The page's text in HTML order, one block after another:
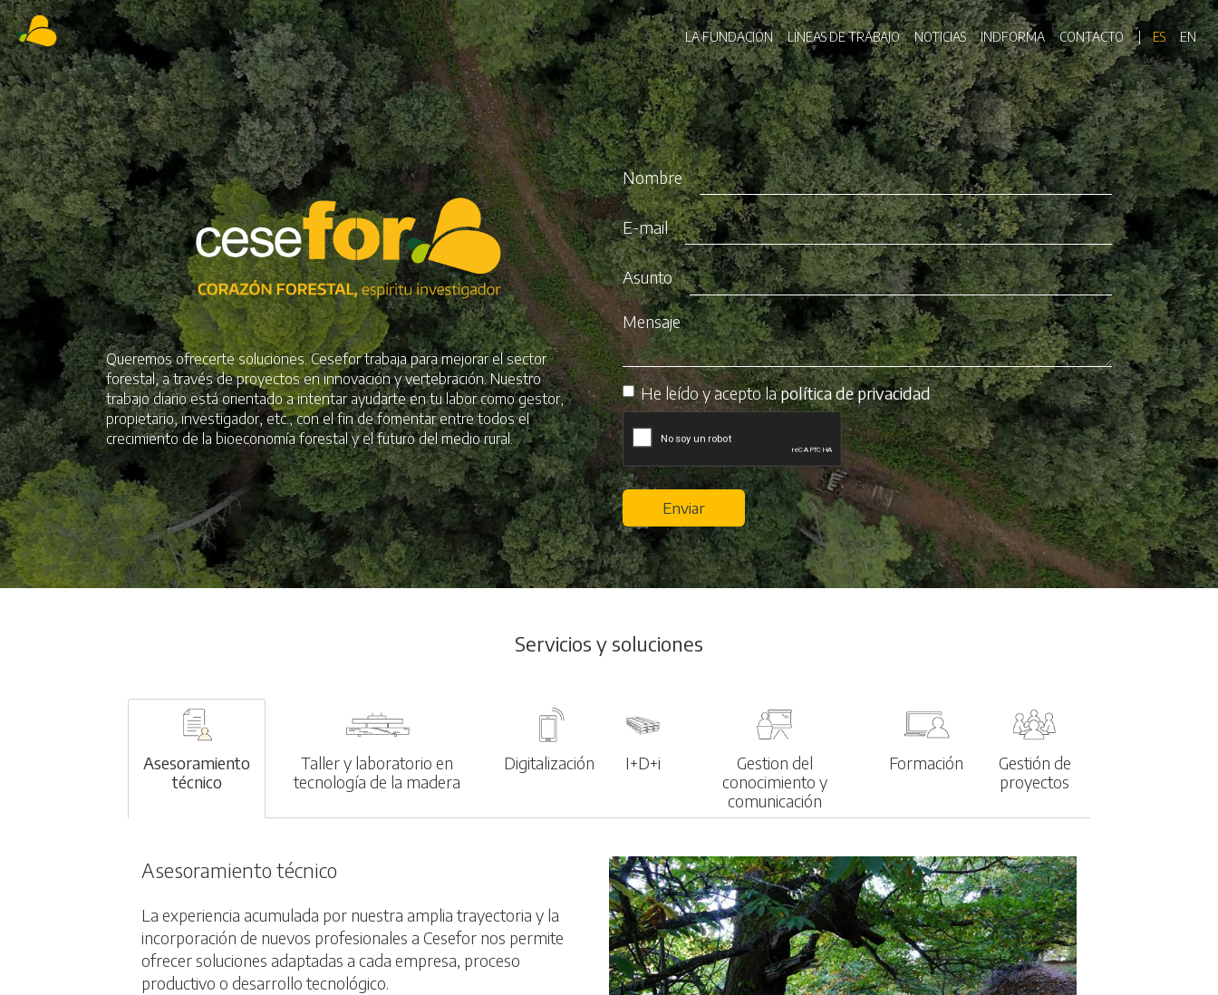
Pasar
al
contenido
principal
Navegación principal
LA FUNDACIÓN LÍNEAS DE TRABAJO NOTICIAS INDFORMA CONTACTO ES EN
Queremos ofrecerte soluciones. Cesefor trabaja para mejorar el sector
forestal, a través de proyectos en innovación y vertebración. Nuestro
trabajo diario está orientado a intentar ayudarte en tu labor como gestor,
propietario, investigador, etc., con el fin de fomentar entre todos el
crecimiento de la bioeconomía forestal y el futuro del medio rural.
Nombre
E-mail
Asunto
Mensaje
He leído y acepto lapolítica de privacidad
Enviar
Servicios y soluciones
Asesoramiento
técnico
Taller y laboratorio en
tecnología de la madera
Digitalización I+D+i
Gestion del
conocimiento y
comunicación
Formación
Gestión de
proyectos
Asesoramiento técnico
La experiencia acumulada por nuestra amplia trayectoria y la
incorporación de nuevos profesionales a Cesefor nos permite
ofrecer soluciones adaptadas a cada empresa, proceso
productivo o desarrollo tecnológico.